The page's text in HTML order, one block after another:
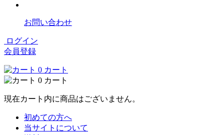
お問い合わせ
ログイン
会員登録
0 カート
0 カート
現在カート内に商品はございません。
初めての方へ
当サイトについて